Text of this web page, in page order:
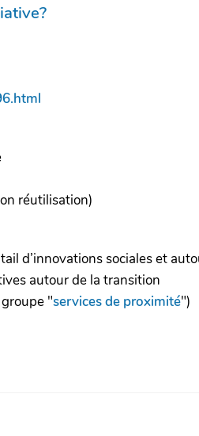
réutilisation)
d’innovations sociales et
autour de la transition
"services de proximité")